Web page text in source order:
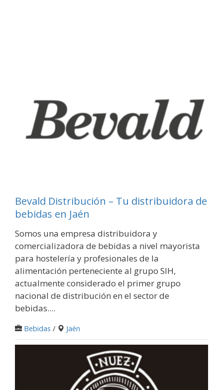
Bevald Distribución – Tu distribuidora de
bebidas en Jaén
Somos una empresa distribuidora y
comercializadora de bebidas a nivel mayorista
para hostelería y profesionales de la
alimentación perteneciente al grupo SIH,
actualmente considerado el primer grupo
nacional de distribución en el sector de
bebidas....
Bebidas / Jaén